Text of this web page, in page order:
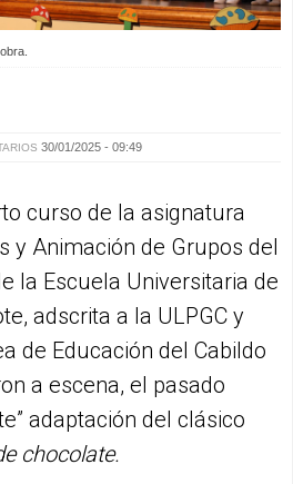
30/01/2025 - 09:49
curso de la asignatura
y Animación de Grupos del
la Escuela Universitaria de
adscrita a la ULPGC y
de Educación del Cabildo
a escena, el pasado
adaptación del clásico
chocolate.